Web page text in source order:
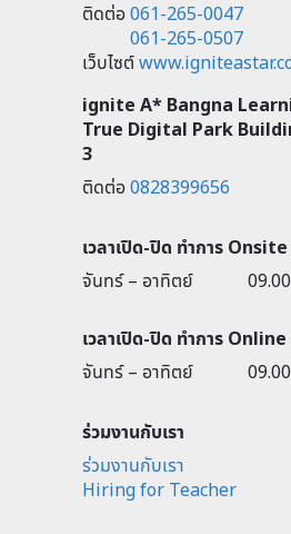
ติดต่อ061-265-0047
061-265-0507
เว็บไซต์
ignite A* Bangna
True Digital Park
3
ติดต่อ0828399656
เวลาเปิด-ปิด ทำการ Onsite
จันทร์ – อาทิตย์
เวลาเปิด-ปิด ทำการ Online
จันทร์ – อาทิตย์
ร่วมงานกับเรา
ร่วมงานกับเรา
Hiring for Teacher